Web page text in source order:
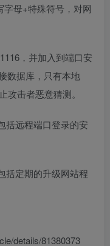
字母+特殊符号，对网
，并加入到端口安
数据库，只有本地
攻击者恶意猜测。
括远程端口登录的安
括定期的升级网站程
details/81380373